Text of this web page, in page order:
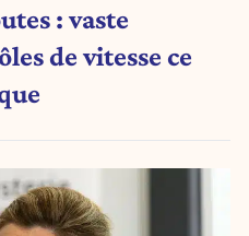
: vaste
de vitesse ce